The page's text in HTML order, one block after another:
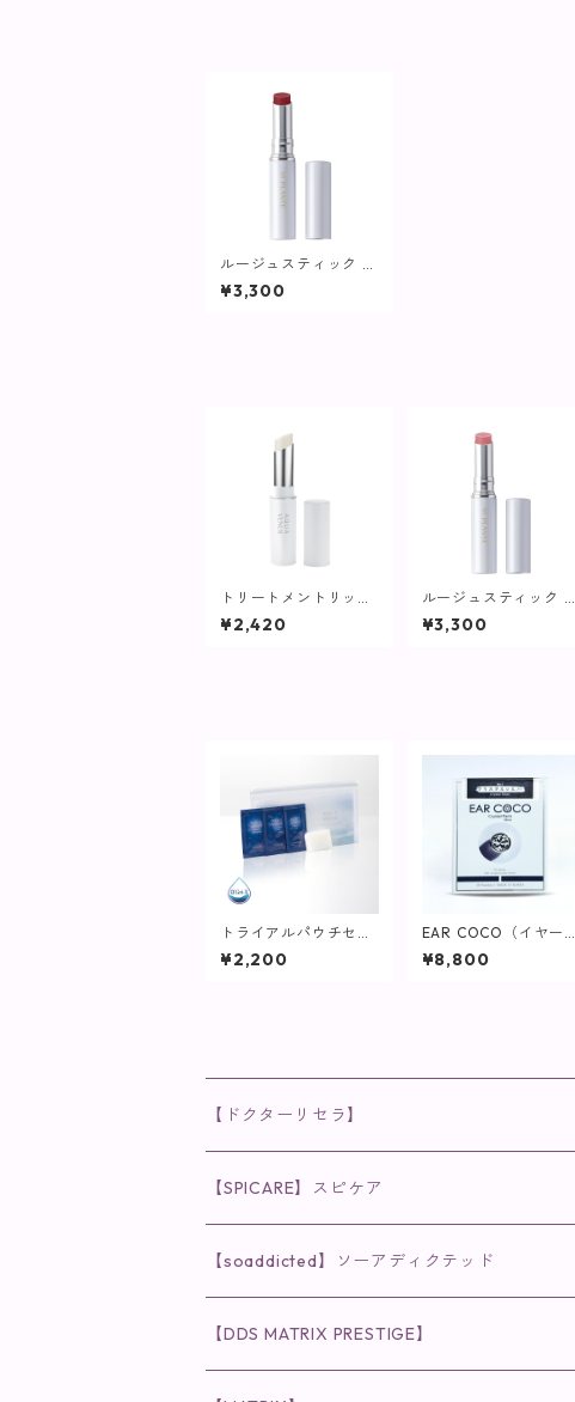
ルージュスティック レ
ッドブラウン【ヴィプ
ランツ】
¥3,300
トリートメントリップ
【唇の美容液】
¥2,420
ルージュスティック ピ
ンクベージュ【ヴィプ
ランツ】
¥3,300
トライアルパウチセッ
ト(しっとりタイプ)
【化粧水】
¥2,200
EAR COCO（イヤーコ
コ）【SPICARE】
¥8,800
【ドクターリセラ】
◉AQUA VENUS
クレンジング・洗顔
化粧水
◉VI PLANTE
リキッド
ディフェンサー
◉ナチュリスティーアクレス
【SPICARE】スピケア
◉V3シリーズ
ファンデーション・ベース
クレンジング・洗顔
◉V3 VSPIC C Line
【soaddicted】ソーアディクテッド
ラッシュアディクト
【DDS MATRIX PRESTIGE】